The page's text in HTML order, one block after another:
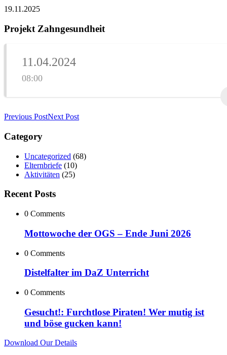
19.11.2025
Projekt Zahngesundheit
11.04.2024
08:00
Previous PostNext Post
Category
Uncategorized (68)
Elternbriefe (10)
Aktivitäten (25)
Recent Posts
0 Comments
Mottowoche der OGS – Ende Juni 2026
0 Comments
Distelfalter im DaZ Unterricht
0 Comments
Gesucht!: Furchtlose Piraten! Wer mutig ist
und böse gucken kann!
Download Our Details